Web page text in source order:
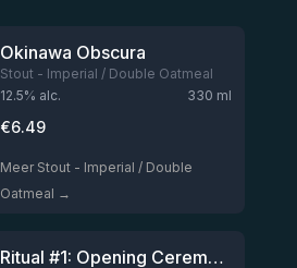
Niet op voorraad
Okinawa Obscura
Stout - Imperial / Double Oatmeal
12.5% alc. 330 ml
€6.49
Meer Stout - Imperial / Double
Oatmeal →
Niet op voorraad
★ 3.77
Ritual #1: Opening Ceremony PX BA